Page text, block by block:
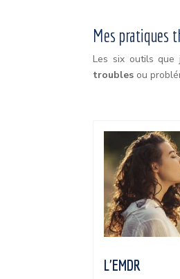
Mes pratiques
Les six outils que
troubles ou
L'EMDR